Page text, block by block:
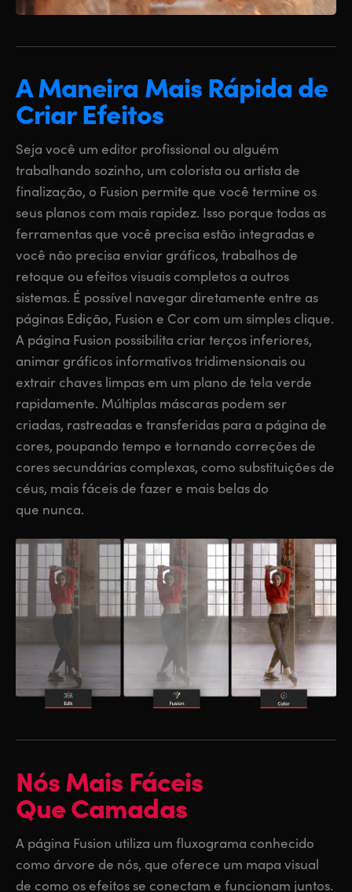
UAE
United States
UAE
United States
A Maneira MaisRápida de
Criar Efeitos
Seja você um editor profissional ou alguém
trabalhando sozinho, um colorista ou artista de
finalização, o Fusion permite que você termine os
seus planos com mais rapidez. Isso porque todas as
ferramentas que você precisa estão integradas e
você não precisa enviar gráficos, trabalhos de
retoque ou efeitos visuais completos a outros
sistemas. É possível navegar diretamente entre as
páginas Edição, Fusion e Cor com um simples clique.
A página Fusion possibilita criar terços inferiores,
animar gráficos informativos tridimensionais ou
extrair chaves limpas em um plano de tela verde
rapidamente. Múltiplas máscaras podem ser
criadas, rastreadas e transferidas para a página de
cores, poupando tempo e tornando correções de
cores secundárias complexas, como substituições de
céus, mais fáceis de fazer e mais belas do
que nunca.
Nós Mais Fáceis
Que Camadas
A página Fusion utiliza um fluxograma conhecido
como árvore de nós, que oferece um mapa visual
de como os efeitos se conectam e funcionam juntos.